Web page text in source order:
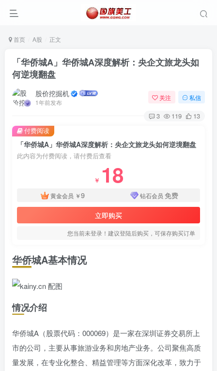
首页 A股 正文
「华侨城A」华侨城A深度解析：央企文旅龙头如
何逆境翻盘
股价挖掘机
1年前发布
关注 私信
3 119 13
「华侨城A」华侨城A深度解析：央企文旅龙头如何逆境翻盘
此内容为付费阅读，请付费后查看
￥ 18
黄金会员 ￥9 钻石会员 免费
立即购买
您当前未登录！建议登陆后购买，可保存购买订单
付费阅读
华侨城A基本情况
情况介绍
华侨城A（股票代码：000069）是一家在深圳证券交易所上
市的公司，主要从事旅游业务和房地产业务。公司聚焦高质
量发展，在专业化整合、精益管理等方面深化改革，致力于